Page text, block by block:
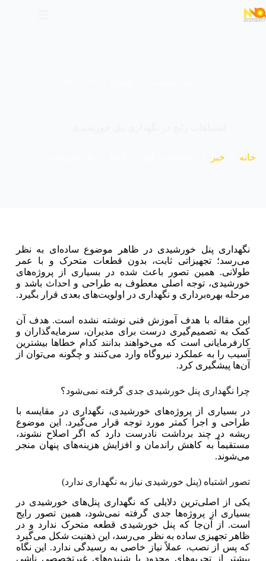
خانه خبر
نگهداری پنل‌ خورشیدی در ظاهر موضوع ساده‌ای به نظر
می‌رسد؛ تجهیزاتی ثابت، بدون قطعات متحرک و با عمر
طولانی. همین تصور باعث شده در بسیاری از پروژه‌های
خورشیدی، توجه اصلی معطوف به طراحی و احداث باشد و
مرحله بهره‌برداری و نگهداری در اولویت‌های بعدی قرار بگیرد.
این مقاله با هدف آموزش فنی نوشته نشده است. هدف آن
کمک به تصمیم‌گیری درست برای مدیران، سرمایه‌گذاران و
کارفرمایانی است که می‌خواهند بدانند کدام خطاها بیشترین
آسیب را به عملکرد نیروگاه وارد می‌کنند و چگونه می‌توان از
آن‌ها پیشگیری کرد.
چرا نگهداری پنل خورشیدی جدی گرفته نمی‌شود؟
در بسیاری از پروژه‌های خورشیدی، نگهداری در مقایسه با
طراحی و اجرا کمتر مورد توجه قرار می‌گیرد. این موضوع
ریشه در چند برداشت نادرست دارد که اگر اصلاح نشوند،
مستقیماً به کاهش راندمان و افزایش هزینه‌های پنهان منجر
می‌شوند.
تصور اشتباه (پنل خورشیدی نیاز به نگهداری ندارد)
یکی از اصلی‌ترین دلایلی که نگهداری پنل‌های خورشیدی در
بسیاری از پروژه‌ها جدی گرفته نمی‌شود، همین تصور رایج
است. از آن‌جا که پنل خورشیدی قطعه متحرک ندارد و در
ظاهر تجهیزی ساده به نظر می‌رسد، این ذهنیت شکل می‌گیرد
که پس از نصب، عملاً نیاز خاصی به رسیدگی ندارد. این نگاه
بیشتر از تجربه‌های محدود یا شنیده‌های غیرتخصصی ناشی